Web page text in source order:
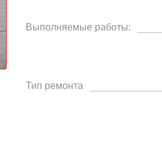
Выполняемые работы:
Тип ремонта